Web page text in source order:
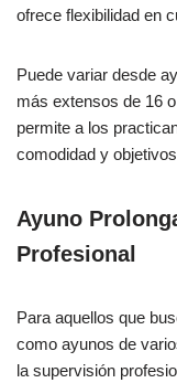
ofrece flexibilidad en
Puede variar desde
más extensos de 16
permite a los
comodidad y
Ayuno
Profesional
Para aquellos que
como ayunos de
la supervisión